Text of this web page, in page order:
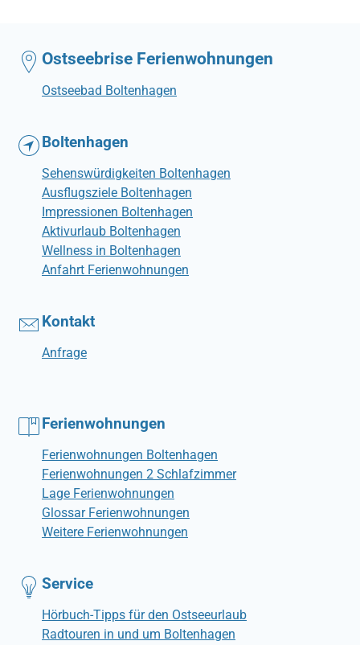
Ostseebrise Ferienwohnungen
Ostseebad Boltenhagen
Boltenhagen
Sehenswürdigkeiten Boltenhagen
Ausflugsziele Boltenhagen
Impressionen Boltenhagen
Aktivurlaub Boltenhagen
Wellness in Boltenhagen
Anfahrt Ferienwohnungen
Kontakt
Anfrage
Ferienwohnungen
Ferienwohnungen Boltenhagen
Ferienwohnungen 2 Schlafzimmer
Lage Ferienwohnungen
Glossar Ferienwohnungen
Weitere Ferienwohnungen
Service
Hörbuch-Tipps für den Ostseeurlaub
Radtouren in und um Boltenhagen